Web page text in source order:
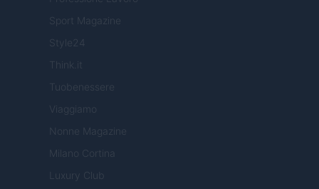
Sport Magazine
Style24
Think.it
Tuobenessere
Viaggiamo
Nonne Magazine
Milano Cortina
Luxury Club